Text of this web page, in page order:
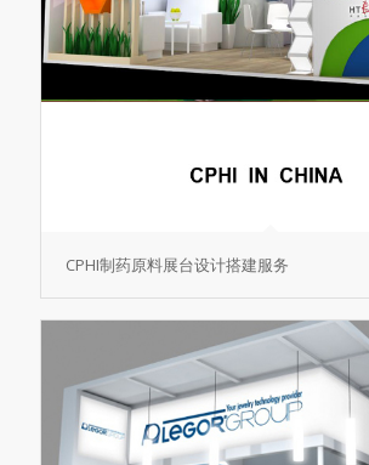
CPHI制药原料展台设计搭建服务